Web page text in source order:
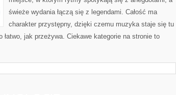
świeże wydania łączą się z legendami. Całość ma
charakter przystępny, dzięki czemu muzyka staje się tu
jak przeżywa. Ciekawe kategorie na stronie to